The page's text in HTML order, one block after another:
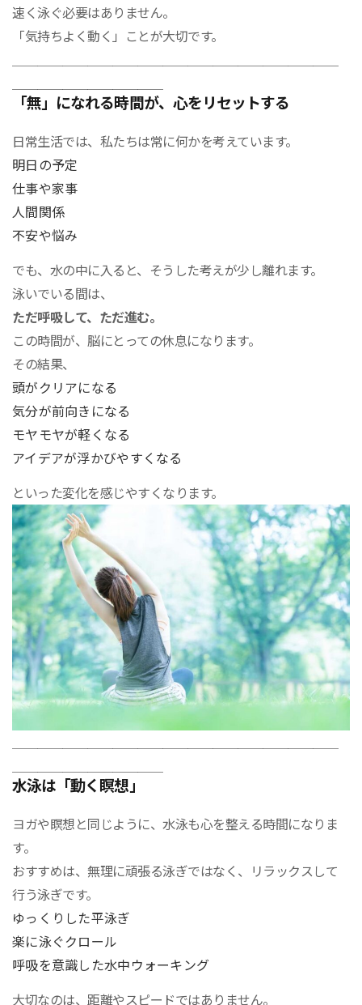
速く泳ぐ必要はありません。
「気持ちよく動く」ことが大切です。
「無」になれる時間が、心をリセットする
日常生活では、私たちは常に何かを考えています。
明日の予定
仕事や家事
人間関係
不安や悩み
でも、水の中に入ると、そうした考えが少し離れます。
泳いでいる間は、
ただ呼吸して、ただ進む。
この時間が、脳にとっての休息になります。
その結果、
頭がクリアになる
気分が前向きになる
モヤモヤが軽くなる
アイデアが浮かびやすくなる
といった変化を感じやすくなります。
水泳は「動く瞑想」
ヨガや瞑想と同じように、水泳も心を整える時間になりま
す。
おすすめは、無理に頑張る泳ぎではなく、リラックスして
行う泳ぎです。
ゆっくりした平泳ぎ
楽に泳ぐクロール
呼吸を意識した水中ウォーキング
大切なのは、距離やスピードではありません。